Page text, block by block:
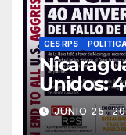
CES RPS POLITICA
Unidos:
JUNIO 25,